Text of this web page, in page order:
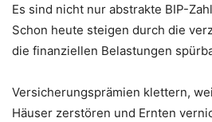
Es sind nicht nur abstrakte BIP-
Schon heute steigen durch die
die finanziellen Belastungen
Versicherungsprämien klettern,
Häuser zerstören und Ernten